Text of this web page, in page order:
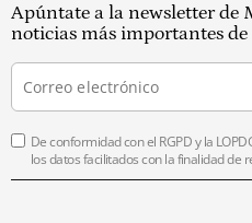
Apúntate a la newsletter de
noticias más importantes de
De conformidad con el RGPD y la
los datos facilitados con la finalidad de